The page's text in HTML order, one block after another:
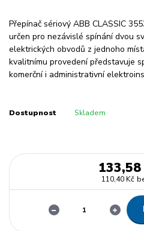
Přepínač sériový ABB CLASSIC
určen pro nezávislé spínání dvou
elektrických obvodů z jednoho
kvalitnímu provedení představuje
komerční i administrativní
Dostupnost Skladem
133,58
110,40 Kč